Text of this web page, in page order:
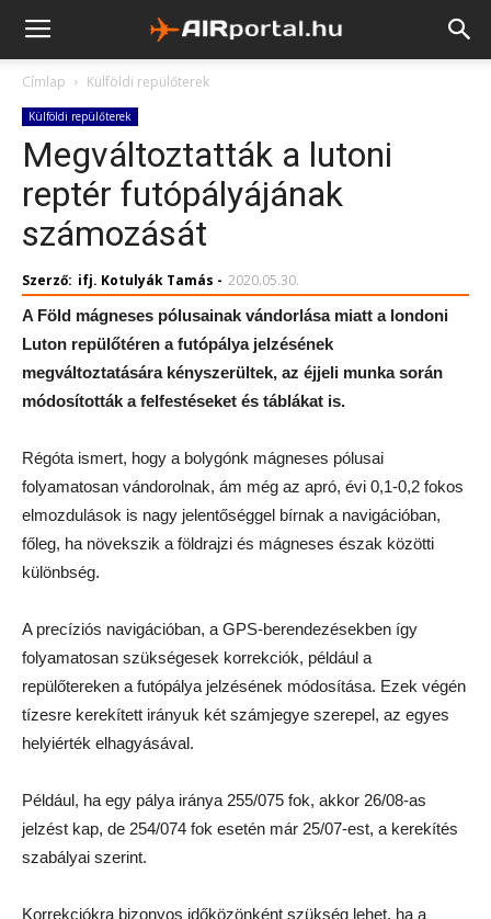
Címlap Külföldi repülőterek
Külföldi repülőterek
Megváltoztatták a lutoni
reptér futópályájának
számozását
Szerző: ifj. Kotulyák Tamás - 2020.05.30.
A Föld mágneses pólusainak vándorlása miatt a londoni
Luton repülőtéren a futópálya jelzésének
megváltoztatására kényszerültek, az éjjeli munka során
módosították a felfestéseket és táblákat is.
Régóta ismert, hogy a bolygónk mágneses pólusai
folyamatosan vándorolnak, ám még az apró, évi 0,1-0,2 fokos
elmozdulások is nagy jelentőséggel bírnak a navigációban,
főleg, ha növekszik a földrajzi és mágneses észak közötti
különbség.
A precíziós navigációban, a GPS-berendezésekben így
folyamatosan szükségesek korrekciók, például a
repülőtereken a futópálya jelzésének módosítása. Ezek végén
tízesre kerekített irányuk két számjegye szerepel, az egyes
helyiérték elhagyásával.
Például, ha egy pálya iránya 255/075 fok, akkor 26/08-as
jelzést kap, de 254/074 fok esetén már 25/07-est, a kerekítés
szabályai szerint.
Korrekciókra bizonyos időközönként szükség lehet, ha a